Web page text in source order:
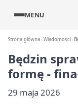
MENU
Strona główna Wiadomości
Będzin
formę -
29 maja 2026